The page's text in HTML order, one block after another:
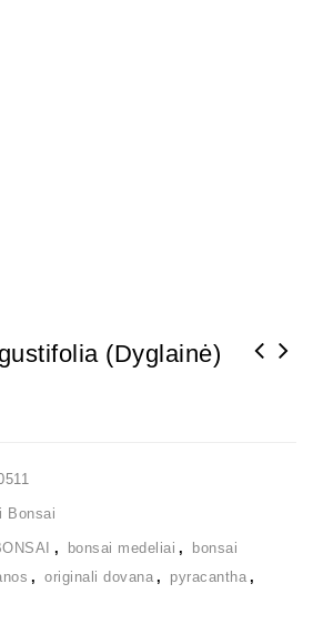
(Dyglainė)
Bonsai
, bonsai medeliai ,
bonsai
, originali dovana , pyracantha ,